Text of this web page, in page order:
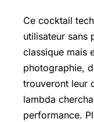
Ce cocktail
utilisateur sans
classique mais
photographie,
trouveront leur
lambda
performance.